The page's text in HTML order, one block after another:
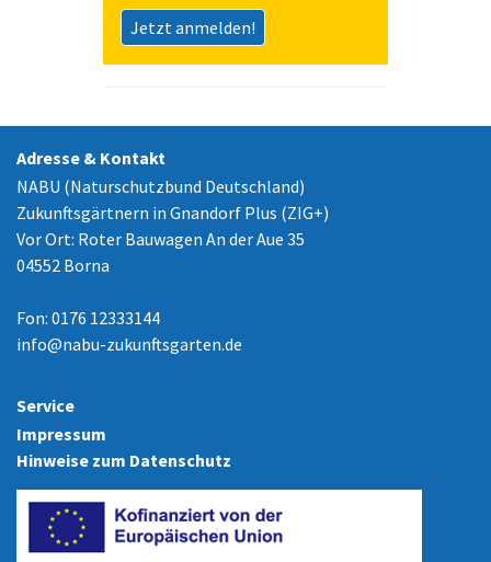
Jetzt anmelden!
Adresse & Kontakt
NABU (Naturschutzbund Deutschland)
Zukunftsgärtnern in Gnandorf Plus (ZIG+)
Vor Ort: Roter Bauwagen An der Aue 35
04552 Borna
Fon: 0176 12333144
info@nabu-zukunftsgarten.de
Service
Impressum
Hinweise zum Datenschutz